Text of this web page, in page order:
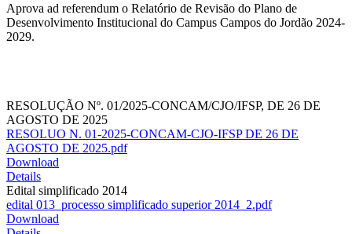
Aprova ad referendum o Relatório de Revisão do Plano de
Desenvolvimento Institucional do Campus Campos do Jordão 2024-
2029.
RESOLUÇÃO Nº. 01/2025-CONCAM/CJO/IFSP, DE 26 DE
AGOSTO DE 2025
RESOLUO N. 01-2025-CONCAM-CJO-IFSP DE 26 DE
AGOSTO DE 2025.pdf
Download
Details
Edital simplificado 2014
edital 013_processo simplificado superior 2014_2.pdf
Download